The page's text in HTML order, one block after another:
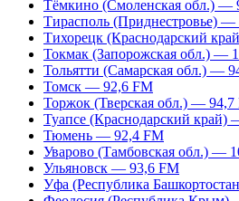
Тёмкино (Смоленская обл.) —
Тирасполь (Приднестровье) —
Тихорецк (Краснодарский
Токмак (Запорожская обл.) —
Тольятти (Самарская обл.) —
Томск — 92,6 FM
Торжок (Тверская обл.) — 94,7
Туапсе (Краснодарский край)
Тюмень — 92,4 FM
Уварово (Тамбовская обл.) —
Ульяновск — 93,6 FM
Уфа (Республика